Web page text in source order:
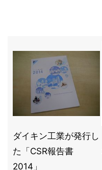
ダイキン工業が発行し
た「CSR報告書
2014」